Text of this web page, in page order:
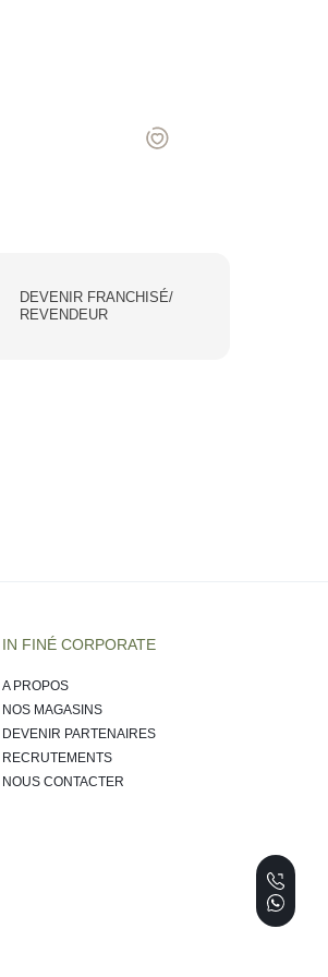
DEVENIR FRANCHISÉ/
REVENDEUR
IN FINÉ CORPORATE
A PROPOS
NOS MAGASINS
DEVENIR PARTENAIRES
RECRUTEMENTS
NOUS CONTACTER